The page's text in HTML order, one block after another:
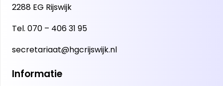
2288 EG Rijswijk
Tel. 070 – 406 31 95
secretariaat@hgcrijswijk.nl
Informatie